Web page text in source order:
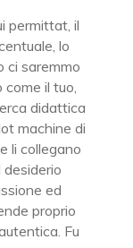
permittat, il
lo
ci saremmo
il tuo,
didattica
machine di
li collegano
desiderio
ed
proprio
Fu